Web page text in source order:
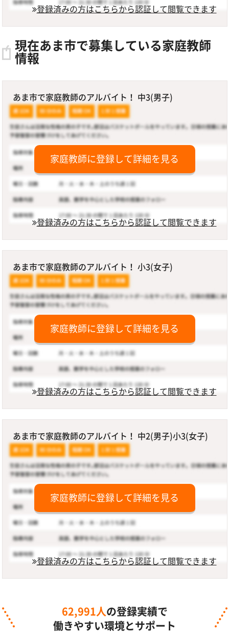
登録済みの方はこちらから認証して閲覧できます
現在あま市で募集している家庭教師
情報
あま市で家庭教師のアルバイト！ 中3(男子)
家庭教師に登録して詳細を見る
登録済みの方はこちらから認証して閲覧できます
あま市で家庭教師のアルバイト！ 小3(女子)
家庭教師に登録して詳細を見る
登録済みの方はこちらから認証して閲覧できます
あま市で家庭教師のアルバイト！ 中2(男子)小3(女子)
家庭教師に登録して詳細を見る
登録済みの方はこちらから認証して閲覧できます
62,991人 の登録実績で
働きやすい環境とサポート